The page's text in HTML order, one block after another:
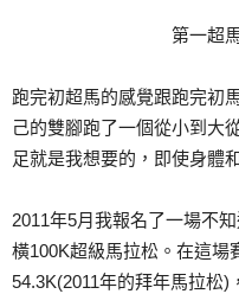
第一超
跑完初超馬的感覺跟跑完初
己的雙腳跑了一個從小到大
足就是我想要的，即使身體
2011年5月我報名了一場不
橫100K超級馬拉松。在這場
54.3K(2011年的拜年馬拉松